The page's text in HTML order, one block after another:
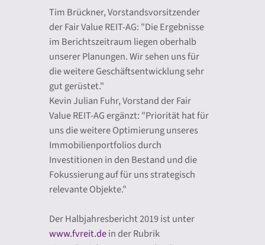
Tim Brückner, Vorstandsvorsitzender
der Fair Value REIT-AG: "Die Ergebnisse
im Berichtszeitraum liegen oberhalb
unserer Planungen. Wir sehen uns für
die weitere Geschäftsentwicklung sehr
gut gerüstet."
Kevin Julian Fuhr, Vorstand der Fair
Value REIT-AG ergänzt: "Priorität hat für
uns die weitere Optimierung unseres
Immobilienportfolios durch
Investitionen in den Bestand und die
Fokussierung auf für uns strategisch
relevante Objekte."
Der Halbjahresbericht 2019 ist unter
www.fvreit.dein der Rubrik